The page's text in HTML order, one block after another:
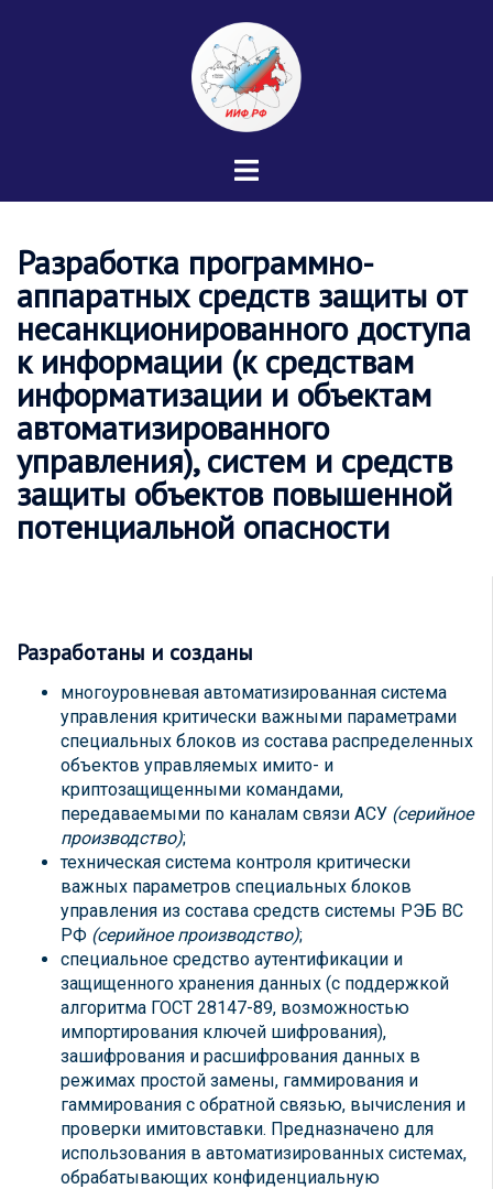
Переключатель
Разработка программно-
аппаратных средств защиты от
несанкционированного доступа
к информации (к средствам
информатизации и объектам
автоматизированного
управления), систем и средств
защиты объектов повышенной
потенциальной опасности
Разработаны и созданы
многоуровневая автоматизированная система
управления критически важными параметрами
специальных блоков из состава распределенных
объектов управляемых имито- и
криптозащищенными командами,
передаваемыми по каналам связи АСУ (серийное
производство);
техническая система контроля критически
важных параметров специальных блоков
управления из состава средств системы РЭБ ВС
РФ (серийное производство);
специальное средство аутентификации и
защищенного хранения данных (с поддержкой
алгоритма ГОСТ 28147-89, возможностью
импортирования ключей шифрования),
зашифрования и расшифрования данных в
режимах простой замены, гаммирования и
гаммирования с обратной связью, вычисления и
проверки имитовставки. Предназначено для
использования в автоматизированных системах,
обрабатывающих конфиденциальную